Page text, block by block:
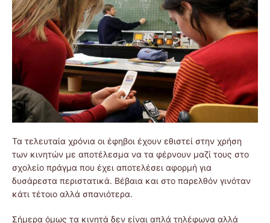
Τα τελευταία χρόνια οι έφηβοι έχουν εθιστεί στην χρήση
των κινητών με αποτέλεσμα να τα φέρνουν μαζί τους στο
σχολείο πράγμα που έχει αποτελέσει αφορμή για
δυσάρεστα περιστατικά. Βέβαια και στο παρελθόν γινόταν
κάτι τέτοιο αλλά σπανιότερα.
Σήμερα όμως τα κινητά δεν είναι απλά τηλέφωνα αλλά